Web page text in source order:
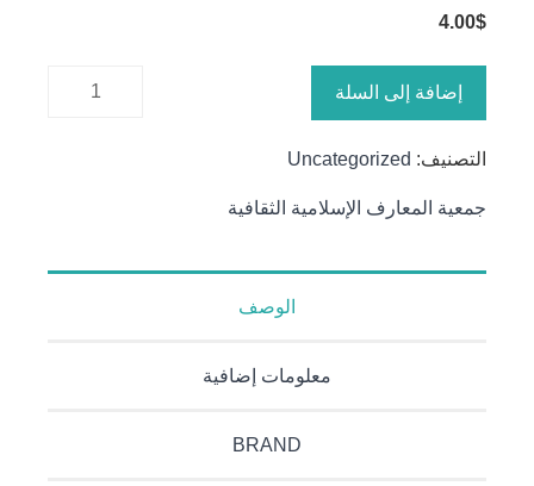
4.00$
كمية لا
إضافة إلى السلة
التصنيف: Uncategorized
جمعية المعارف الإسلامية الثقافية
الوصف
معلومات إضافية
BRAND